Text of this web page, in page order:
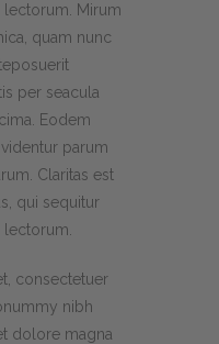
Mirum
quam nunc
per seacula
Eodem
parum
Claritas est
qui sequitur
consectetuer
nibh
dolore magna